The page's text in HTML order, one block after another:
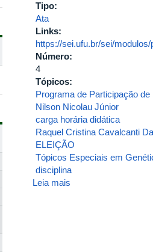
Tipo:
Ata
Links:
https://sei.ufu.br/sei/
Número:
4
Tópicos:
Programa de Participação
Nilson Nicolau Júnior
carga horária didática
Raquel Cristina Cavalcanti
ELEIÇÃO
Tópicos Especiais em
disciplina
Leia mais